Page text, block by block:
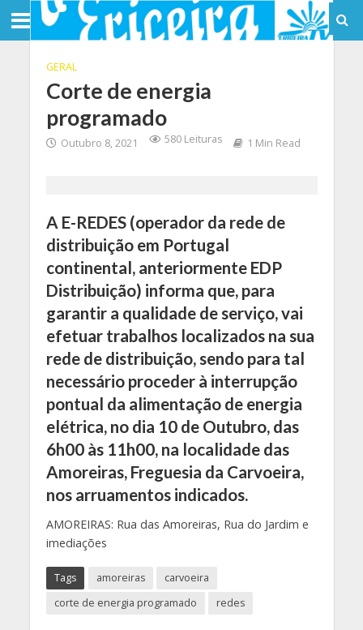
GERAL
Corte de energia
programado
Outubro 8, 2021 580 Leituras 1 Min Read
A E-REDES (operador da rede de
distribuição em Portugal
continental, anteriormente EDP
Distribuição) informa que, para
garantir a qualidade de serviço, vai
efetuar trabalhos localizados na sua
rede de distribuição, sendo para tal
necessário proceder à interrupção
pontual da alimentação de energia
elétrica, no dia 10 de Outubro, das
6h00 às 11h00, na localidade das
Amoreiras, Freguesia da Carvoeira,
nos arruamentos indicados.
AMOREIRAS: Rua das Amoreiras, Rua do Jardim e
imediações
Tags amoreiras
carvoeira
corte de energia programado
redes